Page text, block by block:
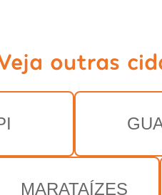
outras
MARATAÍZES